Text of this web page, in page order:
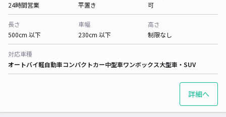
24時間営業
平置き
可
長さ
500cm 以下
車幅
230cm 以下
高さ
制限なし
対応車種
オートバイ軽自動車コンパクトカー中型車ワンボックス大型車・SUV
詳細へ